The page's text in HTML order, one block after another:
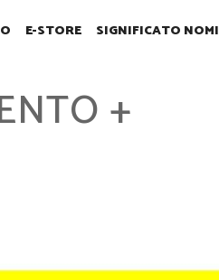
E-STORE SIGNIFICATO NOMI
+